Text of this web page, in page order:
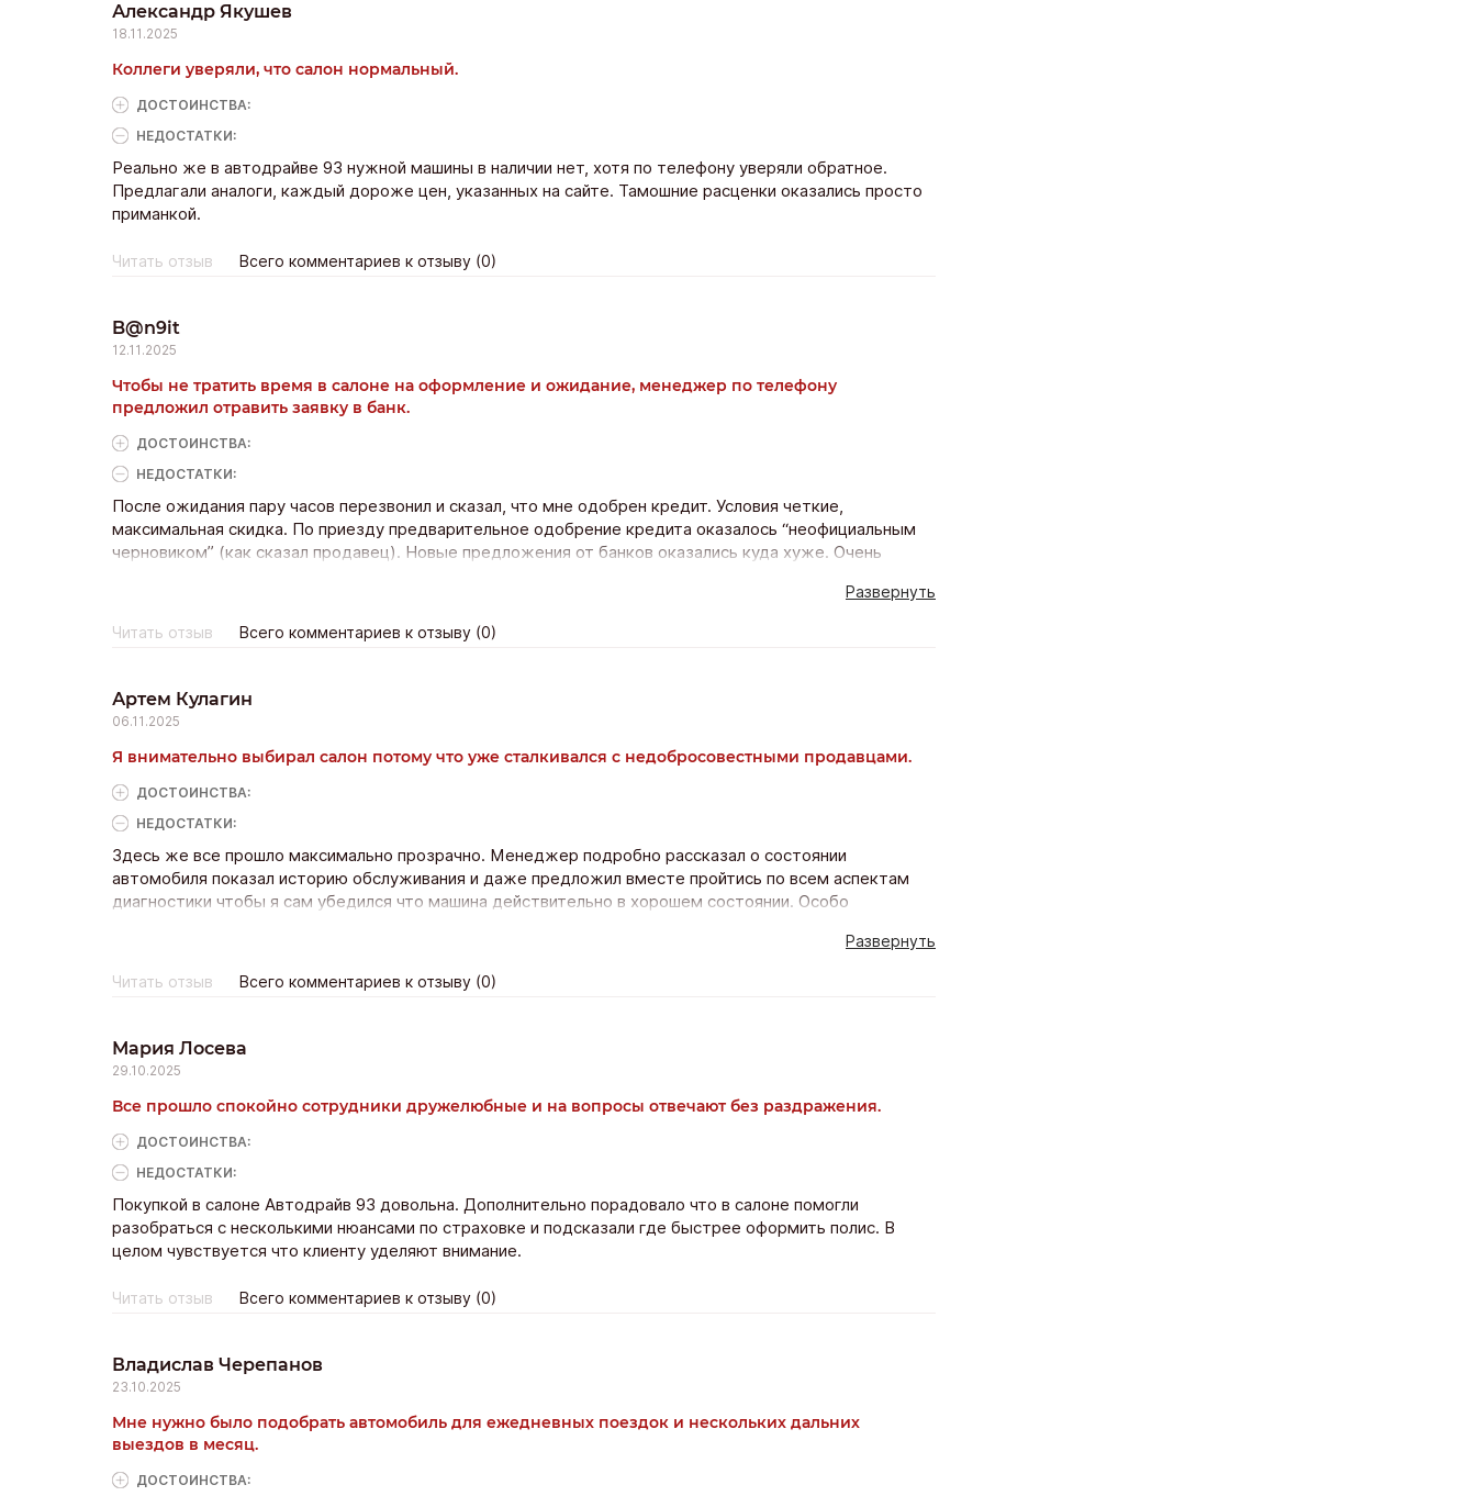
Александр Якушев
18.11.2025
Коллеги уверяли, что салон нормальный.
ДОСТОИНCТВА:
НЕДОСТАТКИ:
Реально же в автодрайве 93 нужной машины в наличии нет, хотя по телефону уверяли обратное.
Предлагали аналоги, каждый дороже цен, указанных на сайте. Тамошние расценки оказались просто
приманкой.
Читать отзыв Всего комментариев к отзыву (0)
B@n9it
12.11.2025
Чтобы не тратить время в салоне на оформление и ожидание, менеджер по телефону
предложил отравить заявку в банк.
ДОСТОИНCТВА:
НЕДОСТАТКИ:
После ожидания пару часов перезвонил и сказал, что мне одобрен кредит. Условия четкие,
максимальная скидка. По приезду предварительное одобрение кредита оказалось “неофициальным
черновиком” (как сказал продавец). Новые предложения от банков оказались куда хуже. Очень
Развернуть
Читать отзыв Всего комментариев к отзыву (0)
Артем Кулагин
06.11.2025
Я внимательно выбирал салон потому что уже сталкивался с недобросовестными продавцами.
ДОСТОИНCТВА:
НЕДОСТАТКИ:
Здесь же все прошло максимально прозрачно. Менеджер подробно рассказал о состоянии
автомобиля показал историю обслуживания и даже предложил вместе пройтись по всем аспектам
диагностики чтобы я сам убедился что машина действительно в хорошем состоянии. Особо
к более дорогому варианту. Процесс оформления прошел быстро и без лишних вопросов. Уехал очень
довольным.
Развернуть
Читать отзыв Всего комментариев к отзыву (0)
Мария Лосева
29.10.2025
Все прошло спокойно сотрудники дружелюбные и на вопросы отвечают без раздражения.
ДОСТОИНCТВА:
НЕДОСТАТКИ:
Покупкой в салоне Автодрайв 93 довольна. Дополнительно порадовало что в салоне помогли
разобраться с несколькими нюансами по страховке и подсказали где быстрее оформить полис. В
целом чувствуется что клиенту уделяют внимание.
Читать отзыв Всего комментариев к отзыву (0)
Владислав Черепанов
23.10.2025
Мне нужно было подобрать автомобиль для ежедневных поездок и нескольких дальних
выездов в месяц.
ДОСТОИНCТВА: